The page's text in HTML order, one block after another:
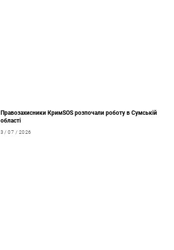
Правозахисники КримSOS розпочали роботу в Сумській
області
3 / 07 / 2026